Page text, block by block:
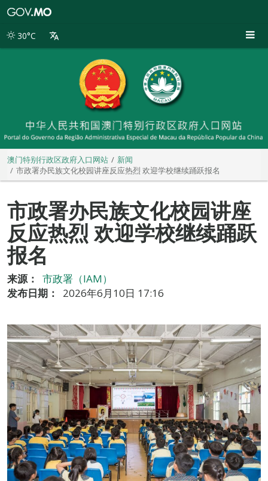
别
30°C
澳门特别行政区政府入口网站
新闻
市政署办民族文化校园讲座反应热烈 欢迎学校继续踊跃报名
市政署办民族文化校园讲座
反应热烈 欢迎学校继续踊跃
报名
来源：
市政署（IAM）
发布日期：
2026年6月10日 17:16